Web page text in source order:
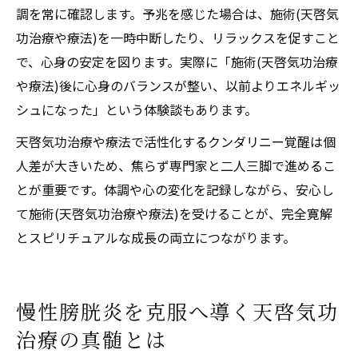
調を常に確認します。予兆を感じた場合は、施術(天啓気
功治療や療法)を一時中断したり、リラックスを促すこと
で、心身の安定を図ります。実際に「施術(天啓気功治療
や療法)後に心身のバランスが整い、以前よりエネルギッ
シュになった」という体験談もあります。
天啓気功治療や療法で活性化するクンダリニー覚醒は個
人差が大きいため、焦らず専門家と二人三脚で進めるこ
とが重要です。体調や心の変化を記録しながら、安心し
て施術(天啓気功治療や療法)を受けることが、完全寛解
とスピリチュアルな成長の両立につながります。
慢性膀胱炎を克服へ導く天啓気功
治療の真髄とは